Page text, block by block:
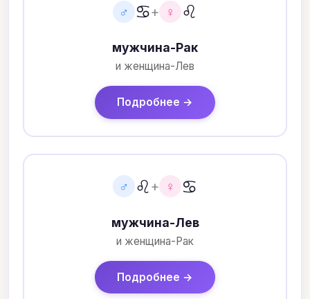
♂ ♋+ ♀ ♌
мужчина-Рак
и женщина-Лев
Подробнее →
♂ ♌+ ♀ ♋
мужчина-Лев
и женщина-Рак
Подробнее →